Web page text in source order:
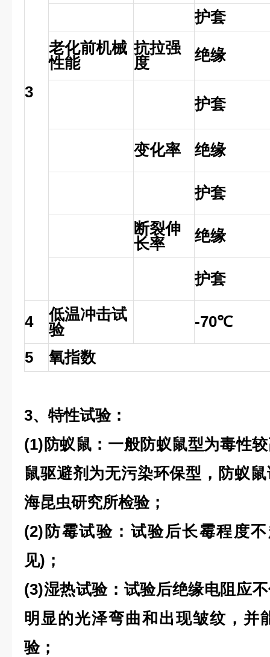
3
护套
老化前机械
性能
抗拉强
度
绝缘
护套
变化率 绝缘
护套
断裂伸
长率
绝缘
护套
4
低温冲击试
验
-70℃
5
氧指数
3、特性试验：
(1)防蚁鼠：一般防蚁鼠型为毒性
鼠驱避剂为无污染环保型，防蚁
海昆虫研究所检验；
(2)防霉试验：试验后长霉程度
见)；
(3)湿热试验：试验后绝缘电阻应
明显的光泽弯曲和出现皱纹，并
验；